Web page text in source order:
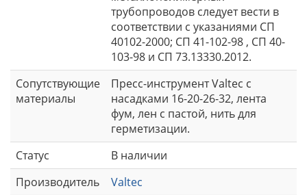
трубопроводов следует вести в
соответствии с указаниями СП
40102-2000; СП 41-102-98 , СП 40-
103-98 и СП 73.13330.2012.
Сопутствующие
материалы
Пресс-инструмент Valtec с
насадками 16-20-26-32, лента
фум, лен с пастой, нить для
герметизации.
Статус
В наличии
Производитель
Valtec